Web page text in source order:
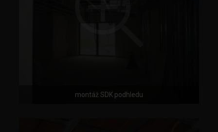
montáž SDK podhledu